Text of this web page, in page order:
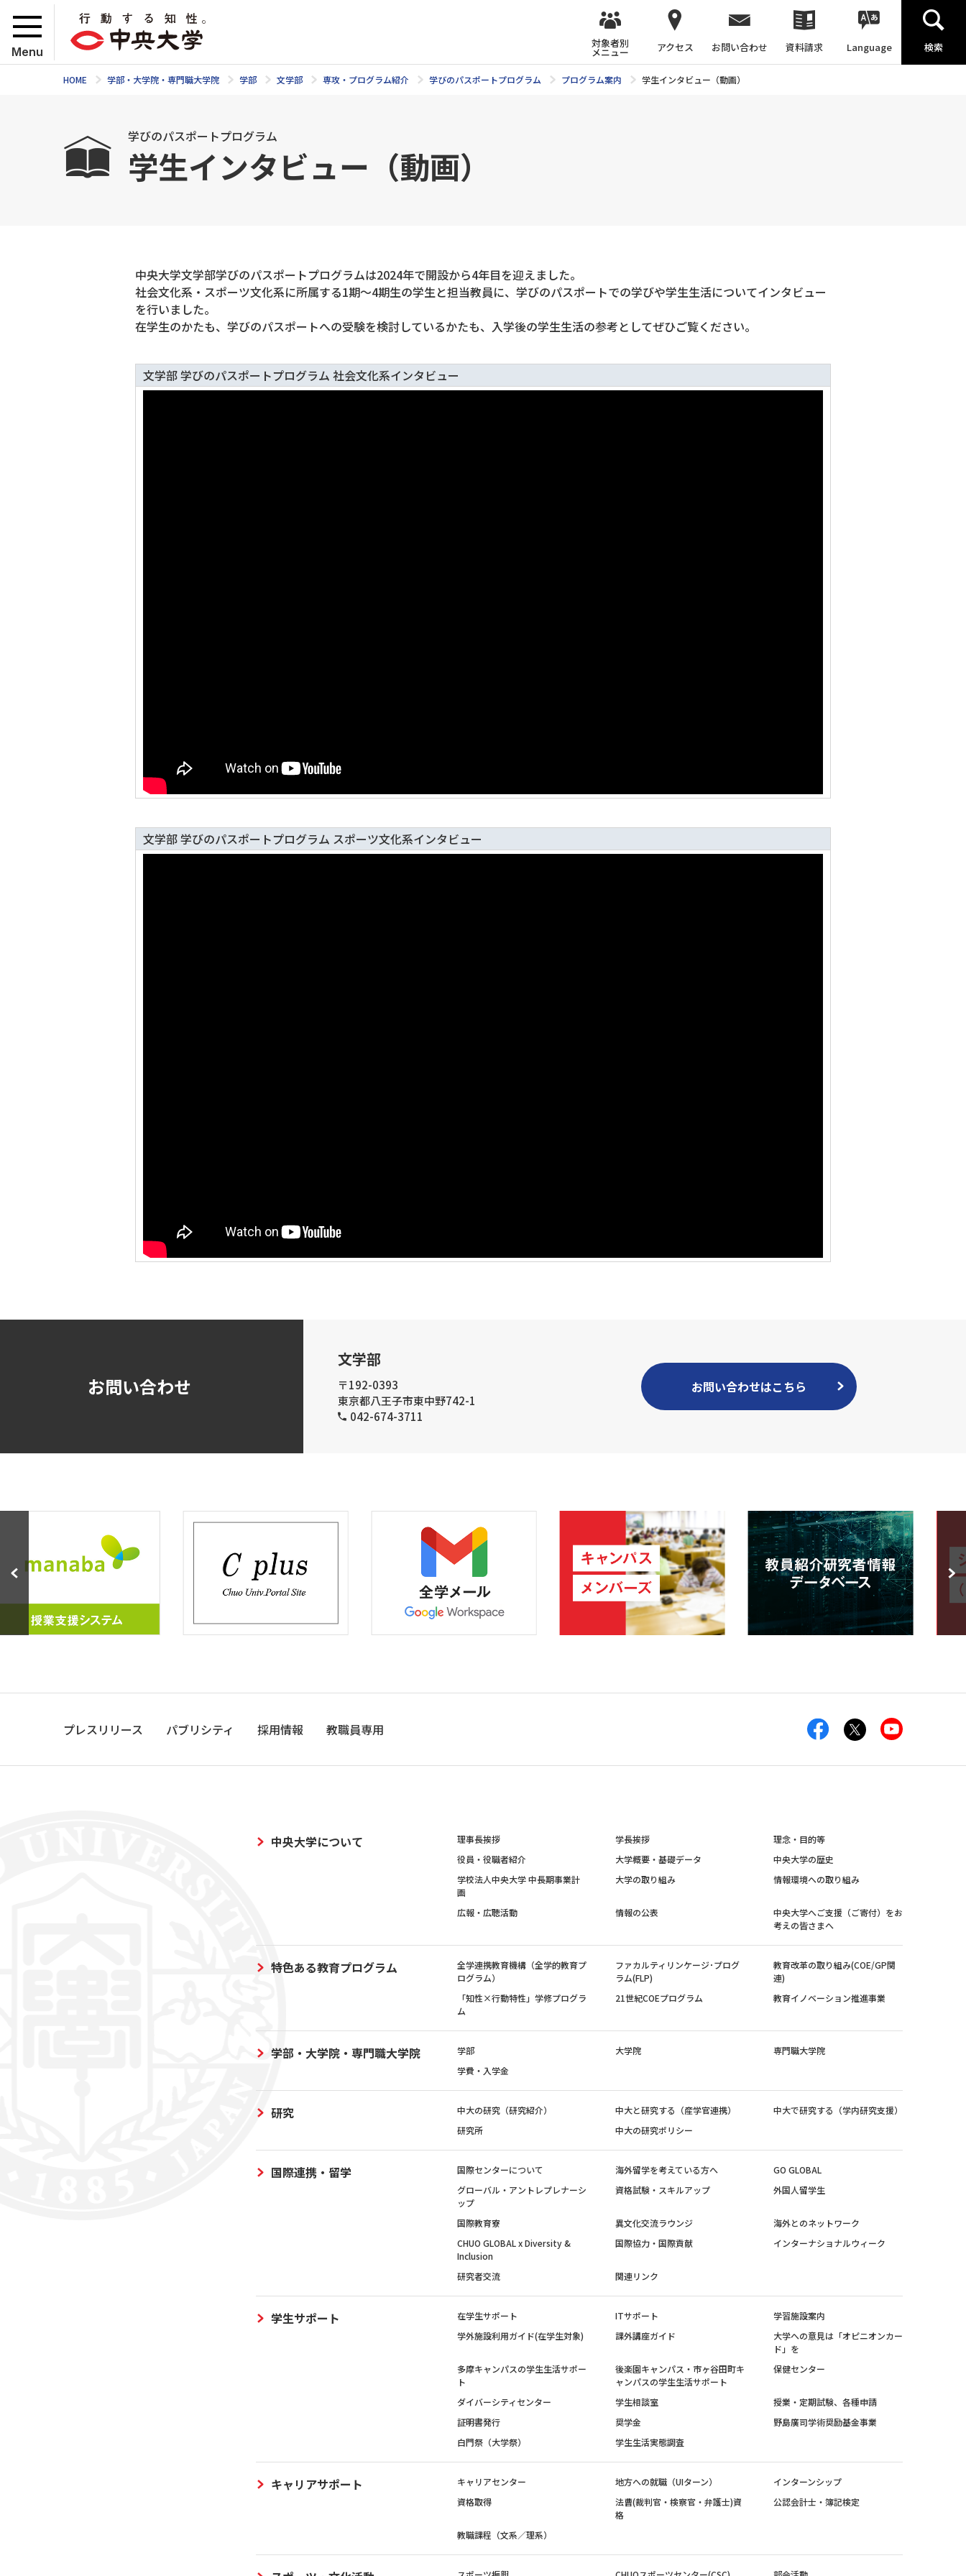
Menu
対象者別
メニュー アクセス お問い合わせ 資料請求 Language 検索
HOME 学部・大学院・専門職大学院 学部 文学部 専攻・プログラム紹介 学びのパスポートプログラム プログラム案内 学生インタビュー（動画）
学びのパスポートプログラム
学生インタビュー（動画）
中央大学文学部学びのパスポートプログラムは2024年で開設から4年目を迎えました。
社会文化系・スポーツ文化系に所属する1期～4期生の学生と担当教員に、学びのパスポートでの学びや学生生活についてインタビュー
を行いました。
在学生のかたも、学びのパスポートへの受験を検討しているかたも、入学後の学生生活の参考としてぜひご覧ください。
文学部 学びのパスポートプログラム 社会文化系インタビュー
文学部 学びのパスポートプログラム スポーツ文化系インタビュー
お問い合わせ
文学部
〒192-0393
東京都八王子市東中野742-1
042-674-3711
お問い合わせはこちら
プレスリリース パブリシティ 採用情報 教職員専用
中央大学について 理事長挨拶 学長挨拶
理念・目的等
役員・役職者紹介
大学概要・基礎データ
中央大学の歴史
学校法人中央大学 中長期事業計
画
大学の取り組み 情報環境への取り組み
広報・広聴活動 情報の公表
中央大学へご支援（ご寄付）をお
考えの皆さまへ
特色ある教育プログラム
全学連携教育機構（全学的教育プ
ログラム）
ファカルティリンケージ･プログ
ラム(FLP)
教育改革の取り組み(COE/GP関
連)
「知性×行動特性」学修プログラ
ム
21世紀COEプログラム 教育イノベーション推進事業
学部・大学院・専門職大学院 学部 大学院
専門職大学院
学費・入学金
研究 中大の研究（研究紹介） 中大と研究する（産学官連携）
中大で研究する（学内研究支援）
研究所
中大の研究ポリシー
国際連携・留学 国際センターについて 海外留学を考えている方へ
GO GLOBAL
グローバル・アントレプレナーシ
ップ
資格試験・スキルアップ 外国人留学生
国際教育寮 異文化交流ラウンジ
海外とのネットワーク
CHUO GLOBAL x Diversity &
Inclusion
国際協力・国際貢献 インターナショナルウィーク
研究者交流 関連リンク
学生サポート 在学生サポート ITサポート
学習施設案内
学外施設利用ガイド(在学生対象)
課外講座ガイド
大学への意見は「オピニオンカー
ド」を
多摩キャンパスの学生生活サポー
ト
後楽園キャンパス・市ヶ谷田町キ
ャンパスの学生生活サポート
保健センター
ダイバーシティセンター 学生相談室
授業・定期試験、各種申請
証明書発行
奨学金
野島廣司学術奨励基金事業
白門祭（大学祭）
学生生活実態調査
キャリアサポート キャリアセンター 地方への就職（UIターン）
インターンシップ
資格取得
法曹(裁判官・検察官・弁護士)資
格
公認会計士・簿記検定
教職課程（文系／理系）